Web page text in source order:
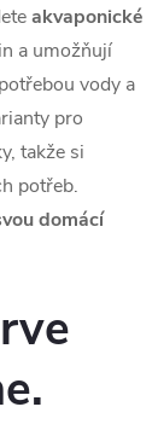
akvaponické
a umožňují
vody a
pro
takže si
potřeb.
domácí